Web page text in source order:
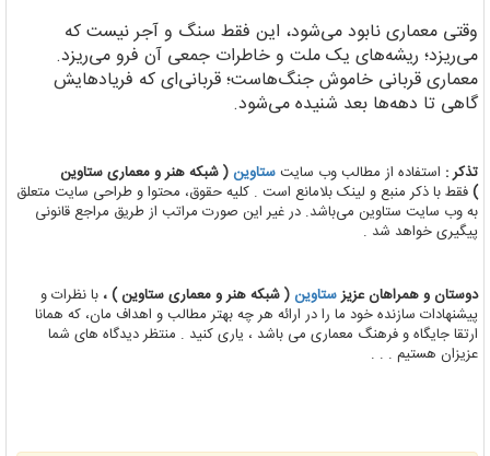
وقتی معماری نابود می‌شود، این فقط سنگ و آجر نیست که
می‌ریزد؛ ریشه‌های یک ملت و خاطرات جمعی آن فرو می‌ریزد.
معماری قربانی خاموش جنگ‌هاست؛ قربانی‌ای که فریادهایش
گاهی تا دهه‌ها بعد شنیده می‌شود.
تذکر : استفاده از مطالب وب سایتستاوین( شبکه هنر و معماری ستاوین
)فقط با ذکر منبع و لینک بلامانع است . کلیه حقوق، محتوا و طراحی سایت متعلق
به وب سایت ستاوین می‌باشد. در غیر این صورت مراتب از طریق مراجع قانونی
پیگیری خواهد شد .
دوستان و همراهان عزیزستاوین( شبکه هنر و معماری ستاوین ) ، با نظرات و
پیشنهادات سازنده خود ما را در ارائه هر چه بهتر مطالب و اهداف مان، که همانا
ارتقا جایگاه و فرهنگ معماری می باشد ، یاری کنید . منتظر دیدگاه های شما
عزیزان هستیم . . .